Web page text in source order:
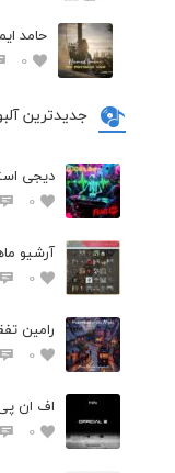
حامد
0
جدیدترین
دیجی
0
آرشیو
0
رامین
0
اف ان پی
0